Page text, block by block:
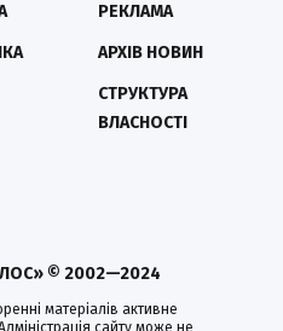
© 2002—2024
матеріалів активне
РЕКЛАМА
АРХІВ НОВИН
СТРУКТУРА
ВЛАСНОСТІ